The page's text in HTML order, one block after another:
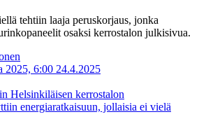
tehtiin laaja peruskorjaus, jonka
osaksi kerrostalon julkisivua.
2025, 6:00 24.4.2025
Helsinkiläisen kerrostalon
energiaratkaisuun, jollaisia ei vielä